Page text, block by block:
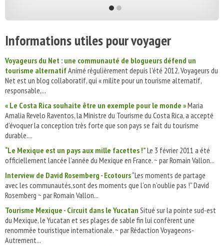
Informations utiles pour voyager
Voyageurs du Net : une communauté de blogueurs défend un
tourisme alternatifAnimé régulièrement depuis l'été 2012, Voyageurs du
Net est un blog collaboratif, qui « milite pour un tourisme alternatif,
responsable,...
« Le Costa Rica souhaite être un exemple pour le monde »Maria
Amalia Revelo Raventos, la Ministre du Tourisme du Costa Rica, a accepté
d’évoquer la conception très forte que son pays se fait du tourisme
durable....
“Le Mexique est un pays aux mille facettes !”Le 3 février 2011 a été
officiellement lancée l’année du Mexique en France. ~ par Romain Vallon...
Interview de David Rosemberg - Ecotours“Les moments de partage
avec les communautés,sont des moments que l’on n’oublie pas !” David
Rosemberg ~ par Romain Vallon...
Tourisme Mexique - Circuit dans le Yucatan Situé sur la pointe sud-est
du Mexique, le Yucatan et ses plages de sable fin lui confèrent une
renommée touristique internationale. ~ par Rédaction Voyageons-
Autrement...